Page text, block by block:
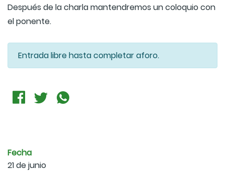
Después de la charla mantendremos un coloquio con
el ponente.
Entrada libre hasta completar aforo.
Fecha
21 de junio